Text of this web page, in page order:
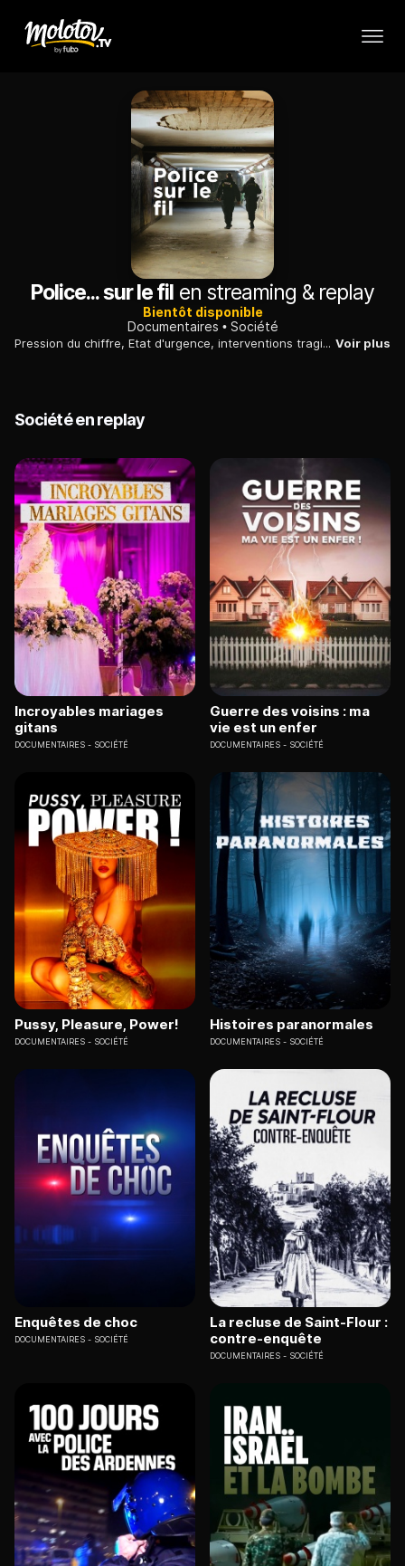
Police... sur le fil en streaming & replay
Bientôt disponible
Documentaires
Société
Pression du chiffre, Etat d'urgence, interventions tragiques : cinq policiers de terrain se livrent, sans tabou ni autocensure, sur leur quotidien. Voir plus
Société en replay
Incroyables mariages
gitans
DOCUMENTAIRES SOCIÉTÉ
Guerre des voisins : ma
vie est un enfer
DOCUMENTAIRES SOCIÉTÉ
Pussy, Pleasure, Power!
DOCUMENTAIRES SOCIÉTÉ
Histoires paranormales
DOCUMENTAIRES SOCIÉTÉ
Enquêtes de choc
DOCUMENTAIRES SOCIÉTÉ
La recluse de Saint-Flour :
contre-enquête
DOCUMENTAIRES SOCIÉTÉ